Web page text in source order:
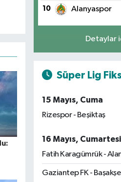
10 Alanyaspor
Detaylar
Süper Lig
15 Mayıs, Cuma
Rizespor - Beşiktaş
16 Mayıs, Cumartesi
Fatih Karagümrük -
Gaziantep FK -